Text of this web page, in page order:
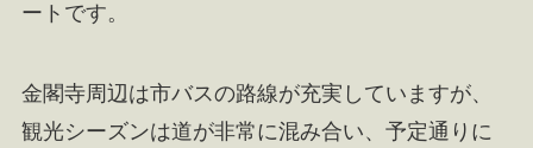
ートです。
金閣寺周辺は市バスの路線が充実していますが、
観光シーズンは道が非常に混み合い、予定通りに